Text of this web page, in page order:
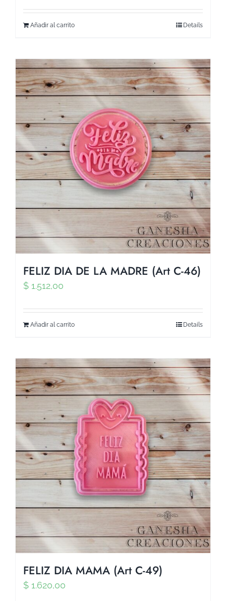
Añadir al carrito Details
FELIZ DIA DE LA MADRE (Art C-46)
$ 1.512,00
Añadir al carrito Details
FELIZ DIA MAMA (Art C-49)
$ 1.620,00